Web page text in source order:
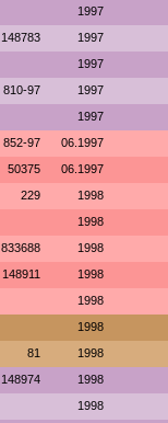
1997
148783 1997
1997
810-97 1997
1997
852-97 06.1997
50375 06.1997
229 1998
1998
833688 1998
148911 1998
1998
1998
81 1998
148974 1998
1998